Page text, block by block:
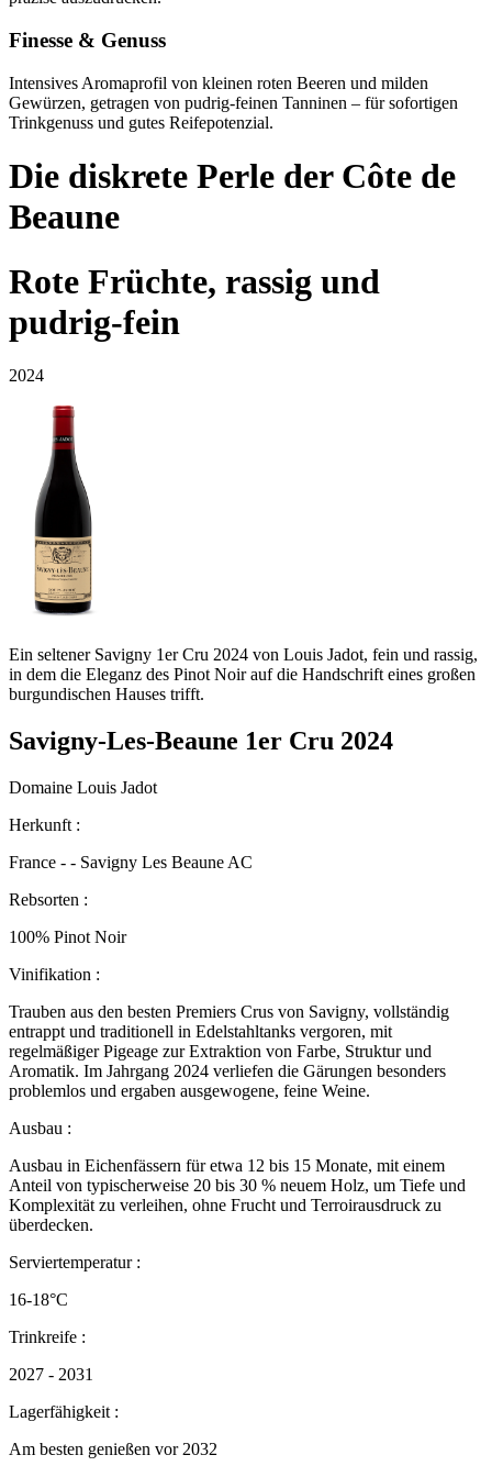
Finesse & Genuss
Intensives Aromaprofil von kleinen roten Beeren und milden
Gewürzen, getragen von pudrig-feinen Tanninen – für sofortigen
Trinkgenuss und gutes Reifepotenzial.
Die diskrete Perle der Côte de
Beaune
Rote Früchte, rassig und
pudrig-fein
2024
Ein seltener Savigny 1er Cru 2024 von Louis Jadot, fein und rassig,
in dem die Eleganz des Pinot Noir auf die Handschrift eines großen
burgundischen Hauses trifft.
Savigny-Les-Beaune 1er Cru 2024
Domaine Louis Jadot
Herkunft :
France - - Savigny Les Beaune AC
Rebsorten :
100% Pinot Noir
Vinifikation :
Trauben aus den besten Premiers Crus von Savigny, vollständig
entrappt und traditionell in Edelstahltanks vergoren, mit
regelmäßiger Pigeage zur Extraktion von Farbe, Struktur und
Aromatik. Im Jahrgang 2024 verliefen die Gärungen besonders
problemlos und ergaben ausgewogene, feine Weine.
Ausbau :
Ausbau in Eichenfässern für etwa 12 bis 15 Monate, mit einem
Anteil von typischerweise 20 bis 30 % neuem Holz, um Tiefe und
Komplexität zu verleihen, ohne Frucht und Terroirausdruck zu
überdecken.
Serviertemperatur :
16-18°C
Trinkreife :
2027 - 2031
Lagerfähigkeit :
Am besten genießen vor 2032